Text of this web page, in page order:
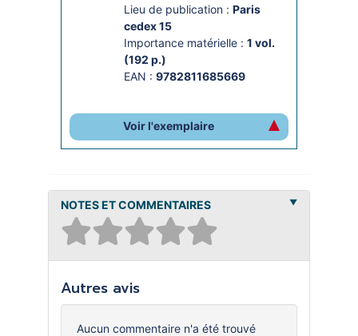
Lieu de publication : Paris
cedex 15
Importance matérielle : 1 vol.
(192 p.)
EAN : 9782811685669
Voir l'exemplaire
NOTES ET COMMENTAIRES
Autres avis
Aucun commentaire n'a été trouvé